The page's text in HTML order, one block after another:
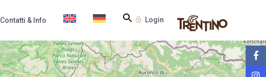
Login
Contatti & Info